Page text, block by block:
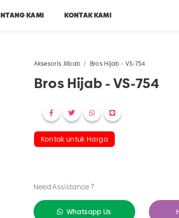
KAMI KONTAK KAMI
Aksesoris Jilbab Bros Hijab - VS-754
Bros Hijab - VS-754
Kontak untuk Harga
Need Assistance ?
Whatsapp Us